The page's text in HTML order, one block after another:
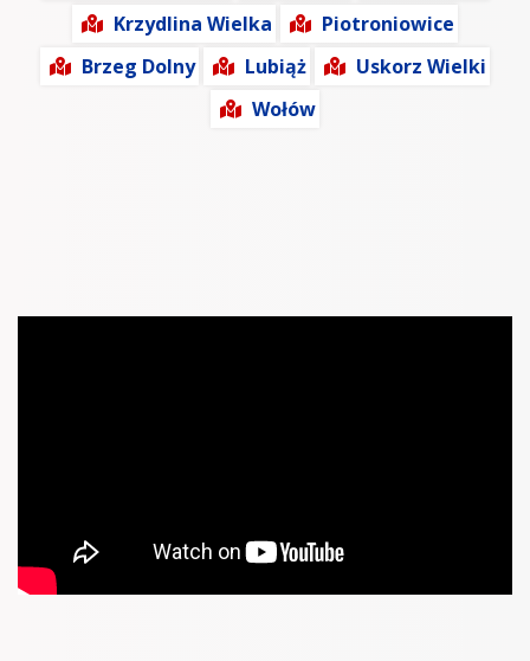
Krzydlina Wielka
Piotroniowice
Brzeg Dolny
Lubiąż
Uskorz Wielki
Wołów